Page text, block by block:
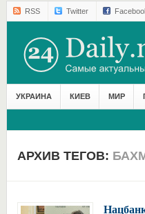
RSS Twitter
УКРАИНА КИЕВ МИР
АРХИВ ТЕГОВ: